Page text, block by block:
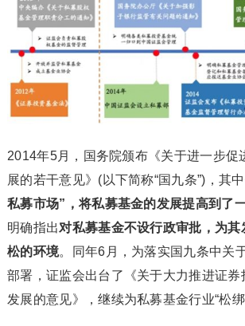
2014年5月，国务院颁布《关于进一步促
展的若干意见》(以下简称“国九条”)，其
私募市场”，将私募基金的发展提高到了
明确指出对私募基金不设行政审批，为
松的环境。同年6月，为落实国九条中关
部署，证监会出台了《关于大力推进证
发展的意见》，继续为私募基金行业“松绑